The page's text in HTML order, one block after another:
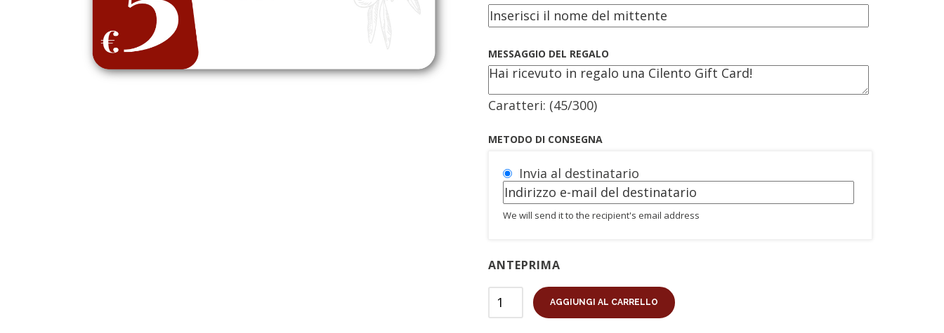
MESSAGGIO DEL REGALO
Caratteri: (45/300)
METODO DI CONSEGNA
Invia al destinatario
We will send it to the recipient's email address
ANTEPRIMA
AGGIUNGI AL CARRELLO